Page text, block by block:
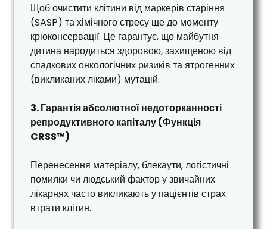
Щоб очистити клітини від маркерів старіння
(SASP) та хімічного стресу ще до моменту
кріоконсервації. Це гарантує, що майбутня
дитина народиться здоровою, захищеною від
спадкових онкологічних ризиків та ятрогенних
(викликаних ліками) мутацій.
3. Гарантія абсолютної недоторканності
репродуктивного капіталу (Функція
CRSS™)
Перенесення матеріалу, блекаути, логістичні
помилки чи людський фактор у звичайних
лікарнях часто викликають у пацієнтів страх
втрати клітин.